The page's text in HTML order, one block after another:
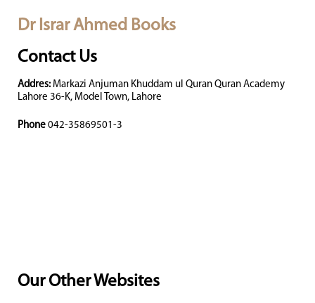
Dr Israr Ahmed Books
Contact Us
Addres: Markazi Anjuman Khuddam ul Quran Quran Academy
Lahore 36-K, Model Town, Lahore
Phone 042-35869501-3
Our Other Websites